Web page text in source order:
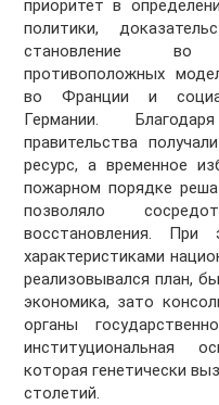
приоритет в
политики,
становление во
противоположных
во Франции и
Германии.
правительства
ресурс, а временное
пожарном порядке
позволяло
восстановления.
характеристиками
реализовывался план,
экономика, зато
органы
институциональная
которая генетически
столетий.